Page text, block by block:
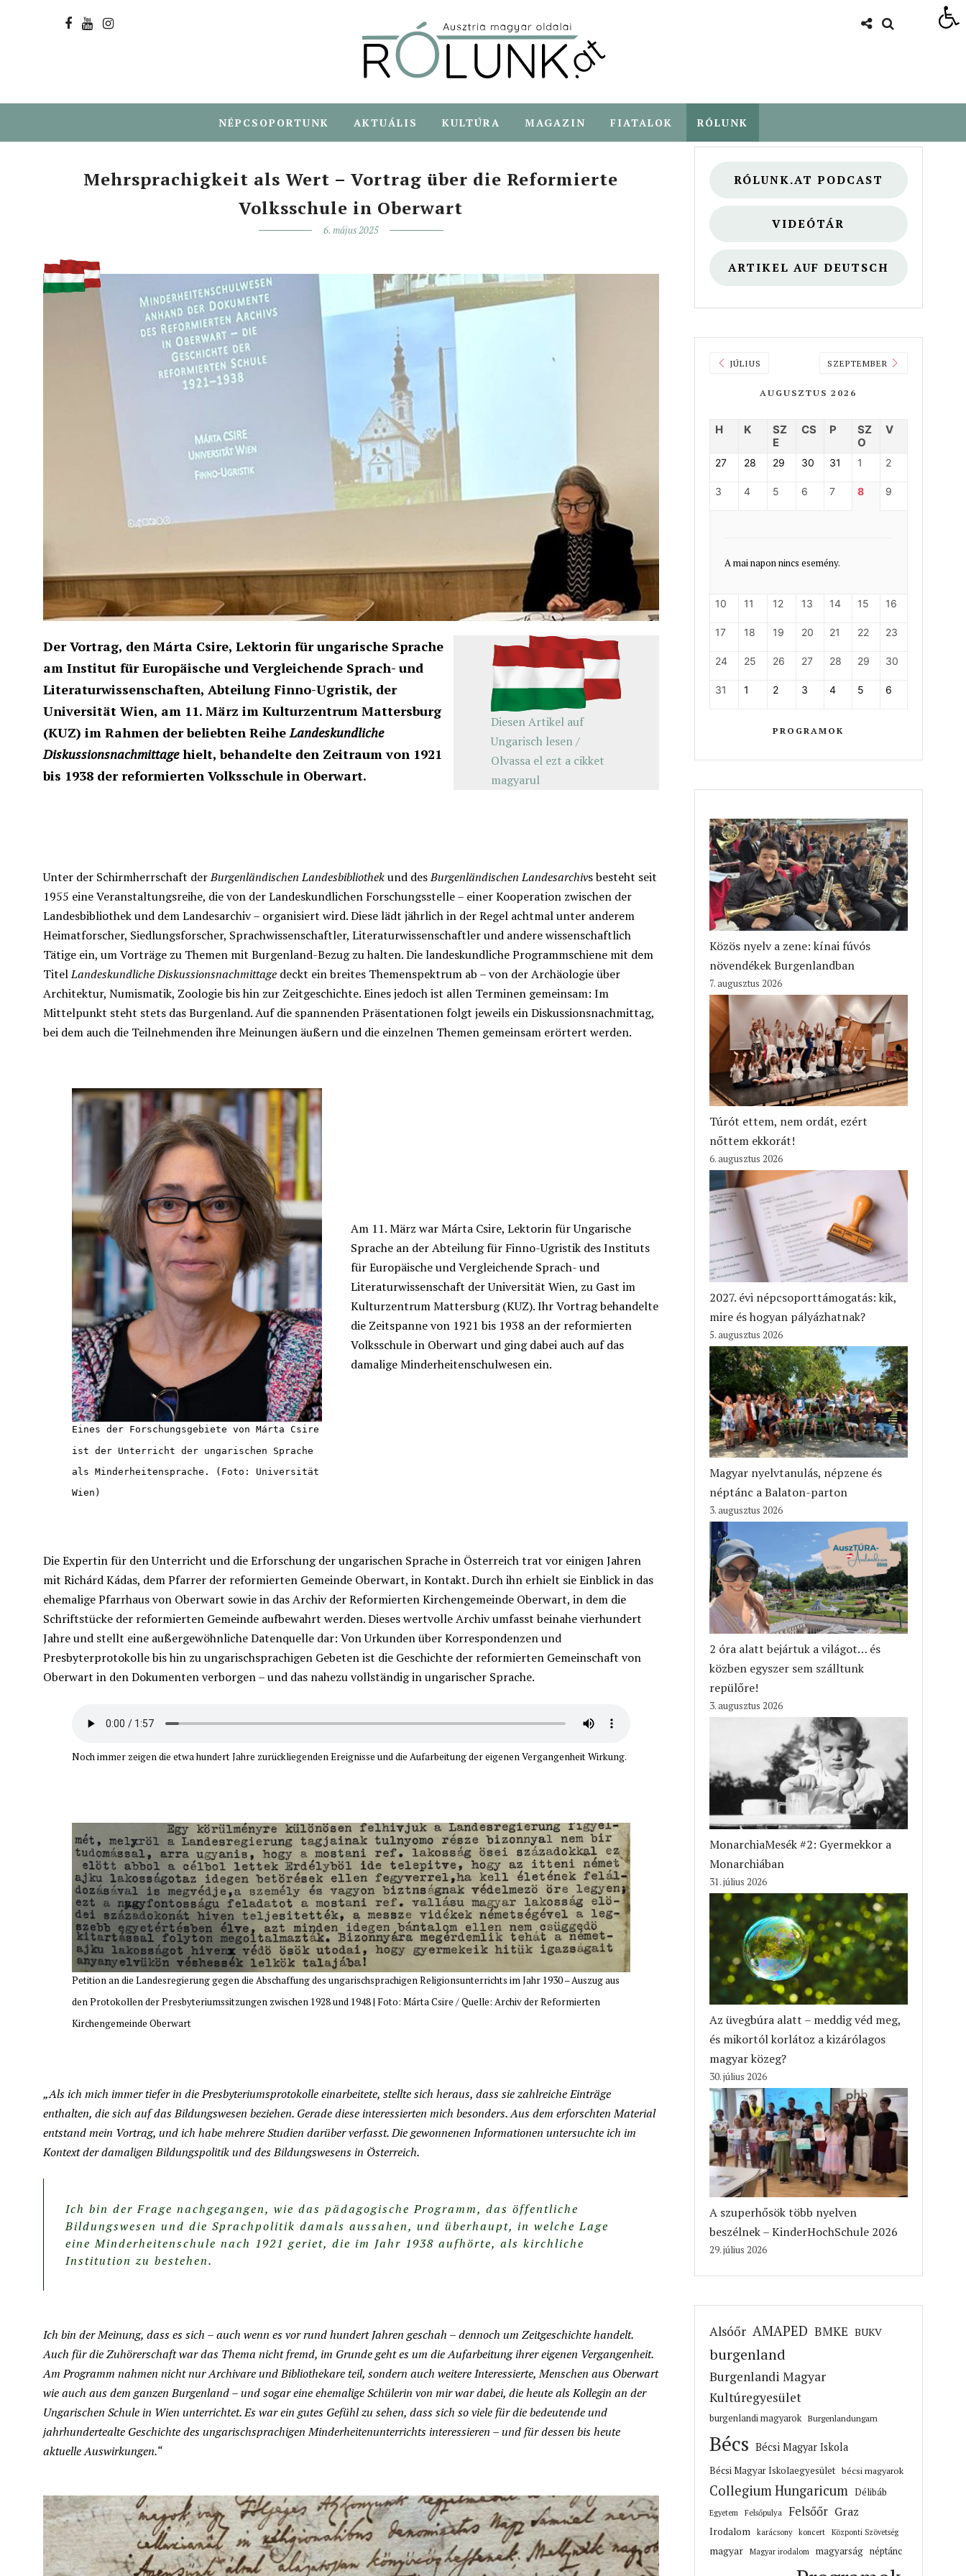
NÉPCSOPORTUNK AKTUÁLIS KULTÚRA MAGAZIN FIATALOK RÓLUNK
Mehrsprachigkeit als Wert – Vortrag über die Reformierte
Volksschule in Oberwart
6. május 2025
Der Vortrag, den Márta Csire, Lektorin für ungarische Sprache
am Institut für Europäische und Vergleichende Sprach- und
Literaturwissenschaften, Abteilung Finno-Ugristik, der
Universität Wien, am 11. März im Kulturzentrum Mattersburg
(KUZ) im Rahmen der beliebten Reihe Landeskundliche
Diskussionsnachmittagehielt, behandelte den Zeitraum von 1921
bis 1938 der reformierten Volksschule in Oberwart.
Diesen Artikel auf
Ungarisch lesen /
Olvassa el ezt a cikket
magyarul
Unter der Schirmherrschaft derBurgenländischen Landesbibliothekund desBurgenländischen Landesarchivs besteht seit
1955 eine Veranstaltungsreihe, die von der Landeskundlichen Forschungsstelle – einer Kooperation zwischen der
Landesbibliothek und dem Landesarchiv – organisiert wird. Diese lädt jährlich in der Regel achtmal unter anderem
Heimatforscher, Siedlungsforscher, Sprachwissenschaftler, Literaturwissenschaftler und andere wissenschaftlich
Tätige ein, um Vorträge zu Themen mit Burgenland-Bezug zu halten. Die landeskundliche Programmschiene mit dem
TitelLandeskundliche Diskussionsnachmittage deckt ein breites Themenspektrum ab – von der Archäologie über
Architektur, Numismatik, Zoologie bis hin zur Zeitgeschichte. Eines jedoch ist allen Terminen gemeinsam: Im
Mittelpunkt steht stets das Burgenland. Auf die spannenden Präsentationen folgt jeweils ein Diskussionsnachmittag,
bei dem auch die Teilnehmenden ihre Meinungen äußern und die einzelnen Themen gemeinsam erörtert werden.
Eines der Forschungsgebiete von Márta Csire
ist der Unterricht der ungarischen Sprache
als Minderheitensprache. (Foto: Universität
Wien)
Am 11. März war Márta Csire, Lektorin für Ungarische
Sprache an der Abteilung für Finno-Ugristik des Instituts
für Europäische und Vergleichende Sprach- und
Literaturwissenschaft der Universität Wien, zu Gast im
Kulturzentrum Mattersburg (KUZ). Ihr Vortrag behandelte
die Zeitspanne von 1921 bis 1938 an der reformierten
Volksschule in Oberwart und ging dabei auch auf das
damalige Minderheitenschulwesen ein.
Die Expertin für den Unterricht und die Erforschung der ungarischen Sprache in Österreich trat vor einigen Jahren
mit Richárd Kádas, dem Pfarrer der reformierten Gemeinde Oberwart, in Kontakt. Durch ihn erhielt sie Einblick in das
ehemalige Pfarrhaus von Oberwart sowie in das Archiv der Reformierten Kirchengemeinde Oberwart, in dem die
Schriftstücke der reformierten Gemeinde aufbewahrt werden. Dieses wertvolle Archiv umfasst beinahe vierhundert
Jahre und stellt eine außergewöhnliche Datenquelle dar: Von Urkunden über Korrespondenzen und
Presbyterprotokolle bis hin zu ungarischsprachigen Gebeten ist die Geschichte der reformierten Gemeinschaft von
Oberwart in den Dokumenten verborgen – und das nahezu vollständig in ungarischer Sprache.
Noch immer zeigen die etwa hundert Jahre zurückliegenden Ereignisse und die Aufarbeitung der eigenen Vergangenheit Wirkung.
Petition an die Landesregierung gegen die Abschaffung des ungarischsprachigen Religionsunterrichts im Jahr 1930 – Auszug aus
den Protokollen der Presbyteriumssitzungen zwischen 1928 und 1948 | Foto: Márta Csire / Quelle: Archiv der Reformierten
Kirchengemeinde Oberwart
„Als ich mich immer tiefer in die Presbyteriumsprotokolle einarbeitete, stellte sich heraus, dass sie zahlreiche Einträge
enthalten, die sich auf das Bildungswesen beziehen. Gerade diese interessierten mich besonders. Aus dem erforschten Material
entstand mein Vortrag, und ich habe mehrere Studien darüber verfasst. Die gewonnenen Informationen untersuchte ich im
Kontext der damaligen Bildungspolitik und des Bildungswesens in Österreich.
Ich bin der Frage nachgegangen, wie das pädagogische Programm, das öffentliche
Bildungswesen und die Sprachpolitik damals aussahen, und überhaupt, in welche Lage
eine Minderheitenschule nach 1921 geriet, die im Jahr 1938 aufhörte, als kirchliche
Institution zu bestehen.
Ich bin der Meinung, dass es sich – auch wenn es vor rund hundert Jahren geschah – dennoch um Zeitgeschichte handelt.
Auch für die Zuhörerschaft war das Thema nicht fremd, im Grunde geht es um die Aufarbeitung ihrer eigenen Vergangenheit.
Am Programm nahmen nicht nur Archivare und Bibliothekare teil, sondern auch weitere Interessierte, Menschen aus Oberwart
wie auch aus dem ganzen Burgenland – und sogar eine ehemalige Schülerin von mir war dabei, die heute als Kollegin an der
Ungarischen Schule in Wien unterrichtet. Es war ein gutes Gefühl zu sehen, dass sich so viele für die bedeutende und
jahrhundertealte Geschichte des ungarischsprachigen Minderheitenunterrichts interessieren – und für dessen bis heute
aktuelle Auswirkungen.“
RÓLUNK.AT PODCAST
VIDEÓTÁR
ARTIKEL AUF DEUTSCH
JÚLIUS
AUGUSZTUS 2026
SZEPTEMBER
H K
SZ
E
CS P
SZ
O
V
27 28 29 30 31 1 2
3 4 5 6 7 8 9
A mai napon nincs esemény.
10 11 12 13 14 15 16
17 18 19 20 21 22 23
24 25 26 27 28 29 30
31 1 2 3 4 5 6
PROGRAMOK
Közös nyelv a zene: kínai fúvós
növendékek Burgenlandban
7. augusztus 2026
Túrót ettem, nem ordát, ezért
nőttem ekkorát!
6. augusztus 2026
2027. évi népcsoporttámogatás: kik,
mire és hogyan pályázhatnak?
5. augusztus 2026
Magyar nyelvtanulás, népzene és
néptánc a Balaton-parton
3. augusztus 2026
2 óra alatt bejártuk a világot… és
közben egyszer sem szálltunk
repülőre!
3. augusztus 2026
MonarchiaMesék #2: Gyermekkor a
Monarchiában
31. július 2026
Az üvegbúra alatt – meddig véd meg,
és mikortól korlátoz a kizárólagos
magyar közeg?
30. július 2026
A szuperhősök több nyelven
beszélnek – KinderHochSchule 2026
29. július 2026
Alsóőr AMAPED BMKE BUKV
burgenland
Burgenlandi Magyar
Kultúregyesület
burgenlandi magyarok Burgenlandungarn
Bécs Bécsi Magyar Iskola
Bécsi Magyar Iskolaegyesület bécsi magyarok
Collegium Hungaricum Délibáb
Egyetem Felsőpulya Felsőőr Graz
Irodalom karácsony koncert Központi Szövetség
magyar Magyar irodalom magyarság néptánc